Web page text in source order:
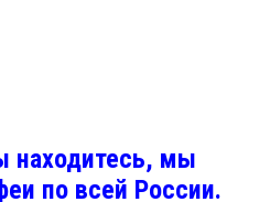
находитесь, мы
по всей России.